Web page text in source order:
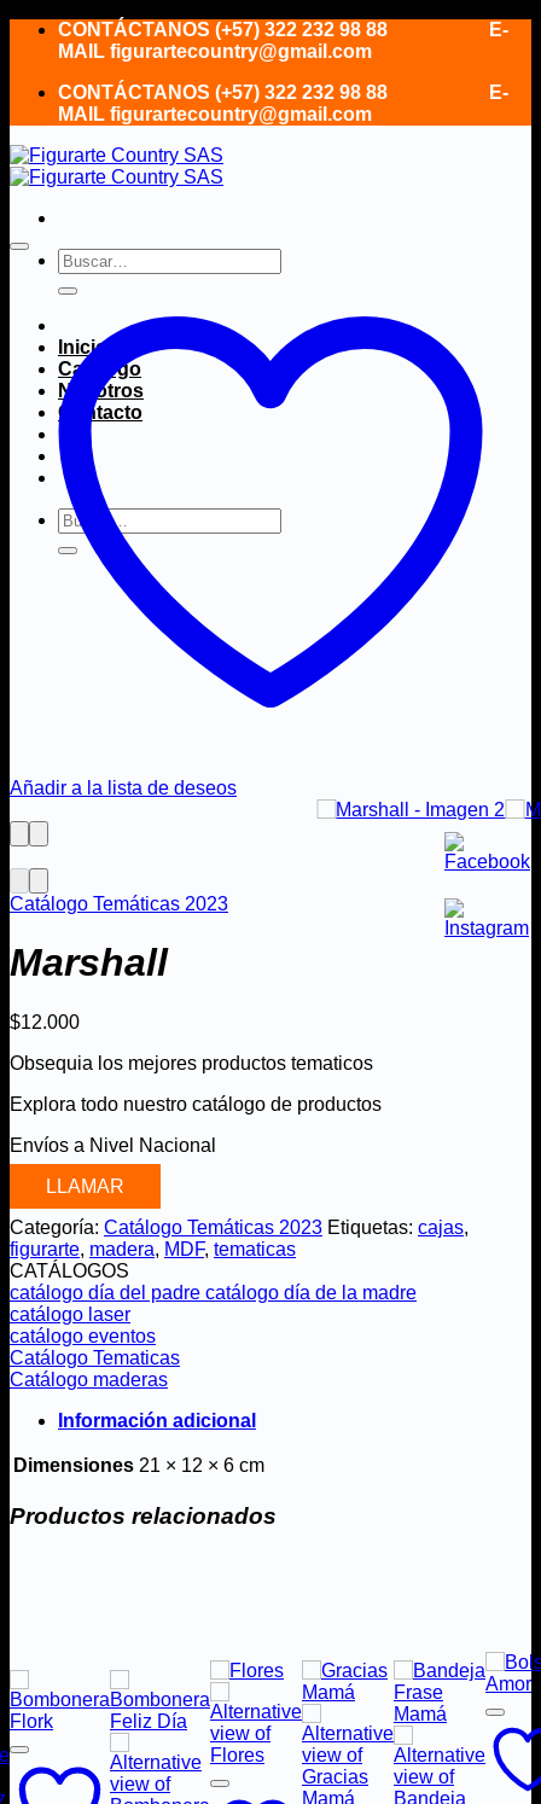
SaltarCONTÁCTANOS (+57) 322 232 98 88 E-
MAIL figurartecountry@gmail.com
CONTÁCTANOS (+57) 322 232 98 88 E-
MAIL figurartecountry@gmail.com
Buscar
por:
Inicio
Catálogo
Nosotros
Contacto
Buscar
por:
Añadir a la lista de deseos
Catálogo Temáticas 2023
Marshall
$12.000
Obsequia los mejores productos tematicos
Explora todo nuestro catálogo de productos
Envíos a Nivel Nacional
LLAMAR
Categoría: Catálogo Temáticas 2023 Etiquetas: cajas,
figurarte, madera, MDF, tematicas
CATÁLOGOS
catálogo día del padre catálogo día de la madre
catálogo laser
catálogo eventos
Catálogo Tematicas
Catálogo maderas
Información adicional
Dimensiones 21 × 12 × 6 cm
Productos relacionados